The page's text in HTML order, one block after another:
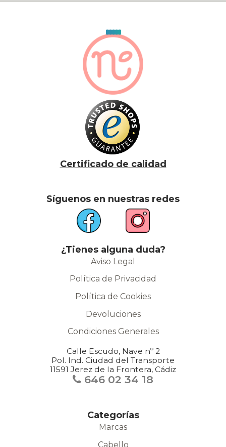
Certificado de calidad
Síguenos en nuestras redes
¿Tienes alguna duda?
Aviso Legal
Política de Privacidad
Política de Cookies
Devoluciones
Condiciones Generales
Calle Escudo, Nave nº 2
Pol. Ind. Ciudad del Transporte
11591 Jerez de la Frontera, Cádiz
646 02 34 18
Categorías
Marcas
Cabello